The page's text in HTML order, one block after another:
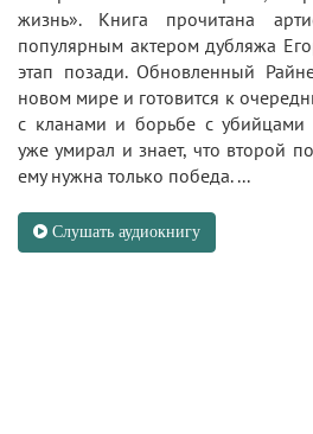
жизнь». Книга прочитана
популярным актером дубляжа
этап позади. Обновленный
новом мире и готовится к
с кланами и борьбе с
уже умирал и знает, что второй
ему нужна только победа. ...
Слушать аудиокнигу